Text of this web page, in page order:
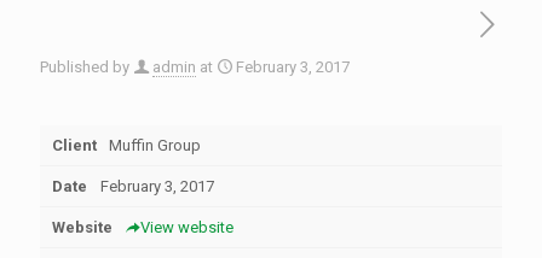
Published by admin at February 3, 2017
Client Muffin Group
Date February 3, 2017
Website View website